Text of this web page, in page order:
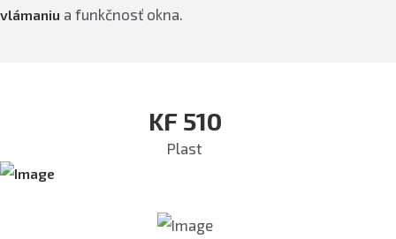
vlámaniu a funkčnosť okna.
KF 510
Plast